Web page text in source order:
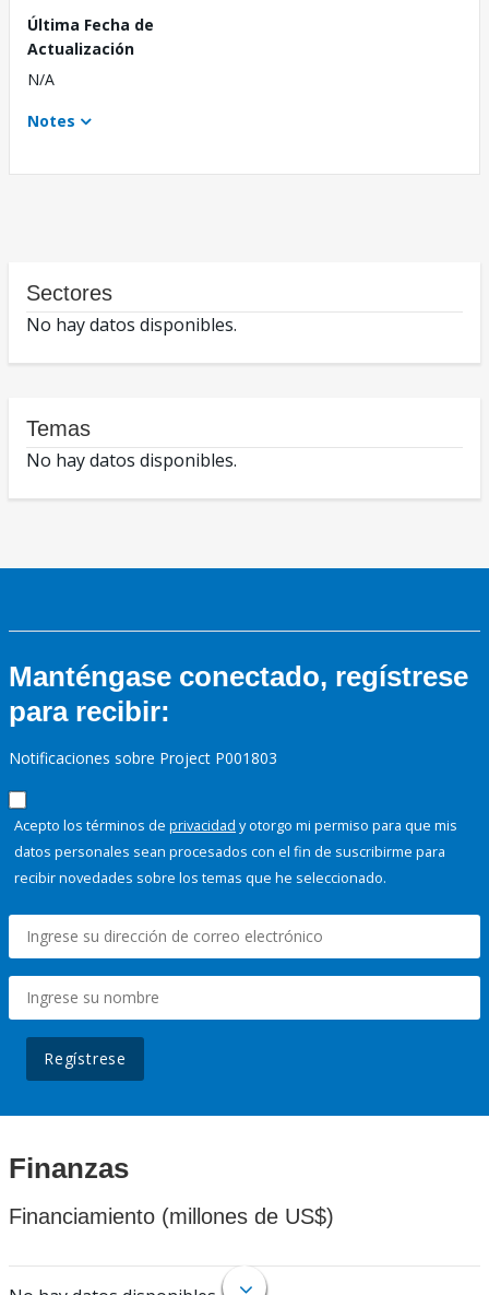
Última Fecha de
Actualización
N/A
Notes
Sectores
No hay datos disponibles.
Temas
No hay datos disponibles.
Manténgase conectado, regístrese
para recibir:
Notificaciones sobre Project P001803
Acepto los términos de privacidad y otorgo mi permiso para que mis
datos personales sean procesados con el fin de suscribirme para
recibir novedades sobre los temas que he seleccionado.
Regístrese
Finanzas
Financiamiento (millones de US$)